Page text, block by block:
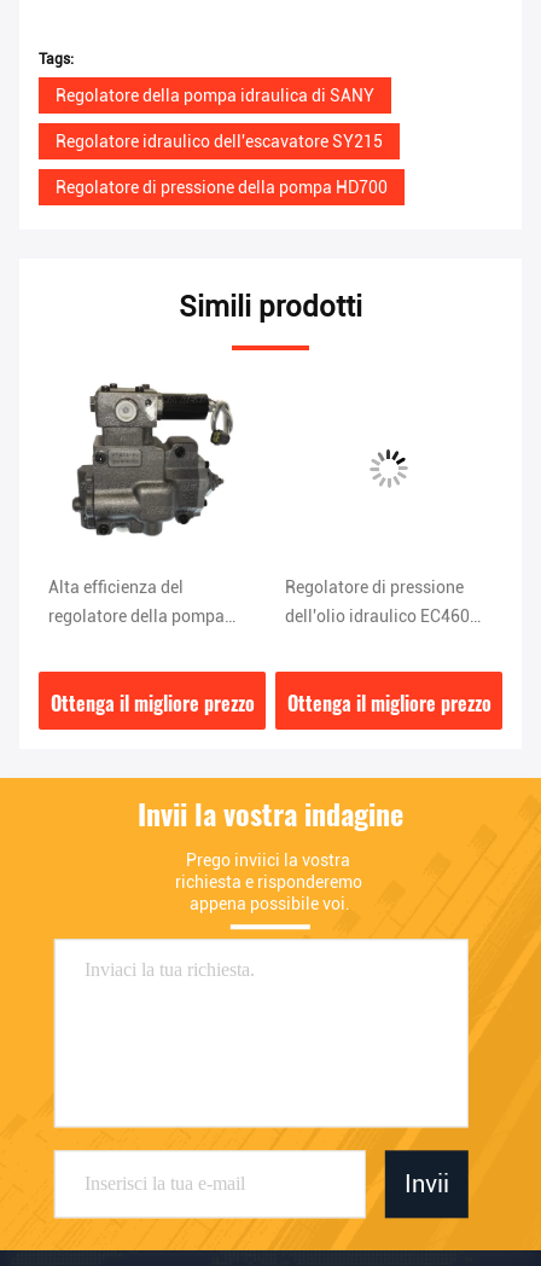
Tags:
Regolatore della pompa idraulica di SANY
Regolatore idraulico dell'escavatore SY215
Regolatore di pressione della pompa HD700
Simili prodotti
Alta efficienza del
regolatore della pompa
SY335
Ottenga il migliore prezzo
Regolatore di pressione
dell'olio idraulico EC460
Ottenga il migliore prezzo
Invii la vostra indagine
Prego inviici la vostra
richiesta e risponderemo
appena possibile voi.
Invii